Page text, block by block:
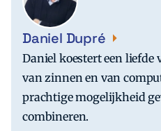
Daniel Dupré
Daniel koestert een liefde
van zinnen en van
prachtige mogelijkheid
combineren.